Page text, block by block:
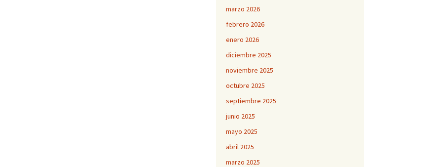
marzo 2026
febrero 2026
enero 2026
diciembre 2025
noviembre 2025
octubre 2025
septiembre 2025
junio 2025
mayo 2025
abril 2025
marzo 2025